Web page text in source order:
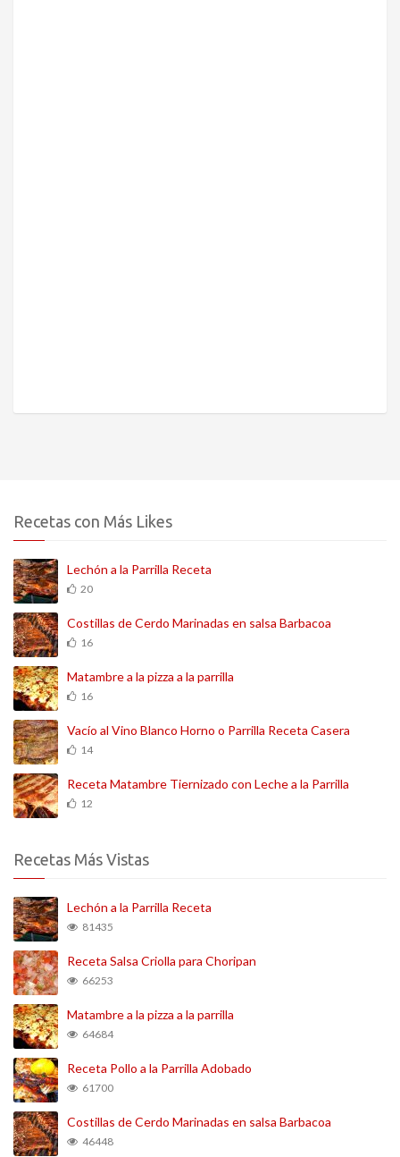
Recetas con Más Likes
Lechón a la Parrilla Receta
20
Costillas de Cerdo Marinadas en salsa Barbacoa
16
Matambre a la pizza a la parrilla
16
Vacío al Vino Blanco Horno o Parrilla Receta Casera
14
Receta Matambre Tiernizado con Leche a la Parrilla
12
Recetas Más Vistas
Lechón a la Parrilla Receta
81435
Receta Salsa Criolla para Choripan
66253
Matambre a la pizza a la parrilla
64684
Receta Pollo a la Parrilla Adobado
61700
Costillas de Cerdo Marinadas en salsa Barbacoa
46448